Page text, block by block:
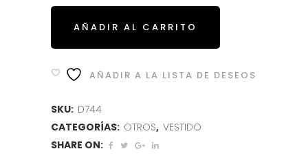
AÑADIR AL CARRITO
AÑADIR A LA LISTA DE DESEOS
SKU: D744
CATEGORÍAS: OTROS, VESTIDO
SHARE ON: